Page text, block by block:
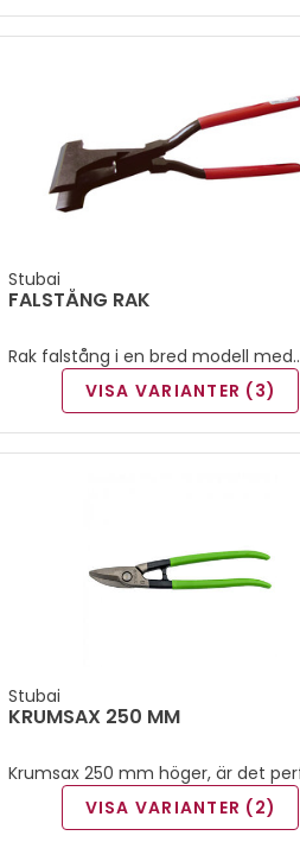
Stubai
FALSTÅNG RAK
Rak falstång i en bred modell med
doppade skänklarVISA VARIANTER (3)
Stubai
KRUMSAX 250 MM
Krumsax 250 mm höger, är det
verktyget för dig som kräver
och hållbarhet i varje klipp. Denna
VISA VARIANTER (2)